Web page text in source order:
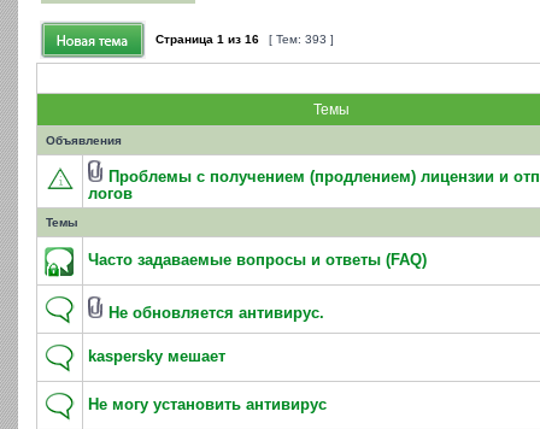
Страница 1 из 16 [ Тем: 393 ]
Темы
Объявления
Проблемы с получением (продлением) лицензии и
логов
Темы
Часто задаваемые вопросы и ответы (FAQ)
Не обновляется антивирус.
kaspersky мешает
Не могу установить антивирус